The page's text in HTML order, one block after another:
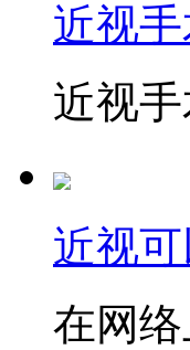
近视
近视
近视
在网